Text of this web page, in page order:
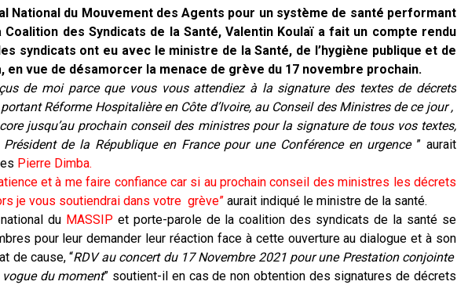
National du Mouvement des Agents pour un système de santé performant
des Syndicats de la Santé, Valentin Koulaï a fait un compte rendu
syndicats ont eu avec le ministre de la Santé, de l’hygiène publique et de
en vue de désamorcer la menace de grève du 17 novembre prochain.
de moi parce que vous vous attendiez à la signature des textes de décrets
Réforme Hospitalière en Côte d’Ivoire, au Conseil des Ministres de ce jour ,
jusqu’au prochain conseil des ministres pour la signature de tous vos textes,
de la République en France pour une Conférence en urgence” aurait
Pierre Dimba.
et à me faire confiance car si au prochain conseil des ministres les décrets
je vous soutiendrai dans votre grève” aurait indiqué le ministre de la santé.
du MASSIP et porte-parole de la coalition des syndicats de la santé se
pour leur demander leur réaction face à cette ouverture au dialogue et à son
de cause, “RDV au concert du 17 Novembre 2021 pour une Prestation conjointe
du moment” soutient-il en cas de non obtention des signatures de décrets